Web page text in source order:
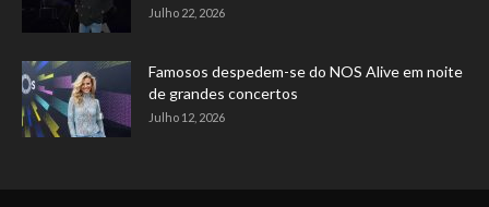
Julho 22, 2026
Famosos despedem-se do NOS Alive em noite
de grandes concertos
Julho 12, 2026